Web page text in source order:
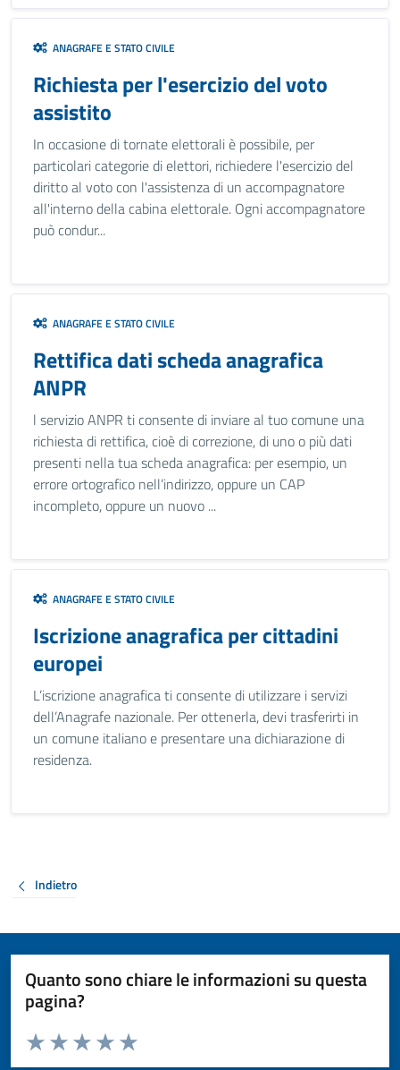
ANAGRAFE E STATO CIVILE
Richiesta per l'esercizio del voto
assistito
In occasione di tornate elettorali è possibile, per
particolari categorie di elettori, richiedere l'esercizio del
diritto al voto con l'assistenza di un accompagnatore
all'interno della cabina elettorale. Ogni accompagnatore
può condur...
ANAGRAFE E STATO CIVILE
Rettifica dati scheda anagrafica
ANPR
l servizio ANPR ti consente di inviare al tuo comune una
richiesta di rettifica, cioè di correzione, di uno o più dati
presenti nella tua scheda anagrafica: per esempio, un
errore ortografico nell’indirizzo, oppure un CAP
incompleto, oppure un nuovo ...
ANAGRAFE E STATO CIVILE
Iscrizione anagrafica per cittadini
europei
L’iscrizione anagrafica ti consente di utilizzare i servizi
dell’Anagrafe nazionale. Per ottenerla, devi trasferirti in
un comune italiano e presentare una dichiarazione di
residenza.
Indietro
Quanto sono chiare le informazioni su questa
pagina?
Valuta da 1 a 5 stelle la pagina
Valuta 5 stelle su 5
Valuta 4 stelle su 5
Valuta 3 stelle su 5
Valuta 2 stelle su 5
Valuta 1 stelle su 5